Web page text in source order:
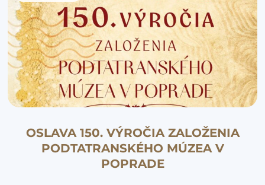
OSLAVA 150. VÝROČIA ZALOŽENIA
PODTATRANSKÉHO MÚZEA V
POPRADE